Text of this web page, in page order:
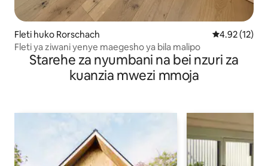
Fleti huko Rorschach Ukadiriaji wa
4.92 (12)
Fleti ya ziwani yenye maegesho ya bila malipo
Starehe za nyumbani na bei nzuri za
kuanzia mwezi mmoja